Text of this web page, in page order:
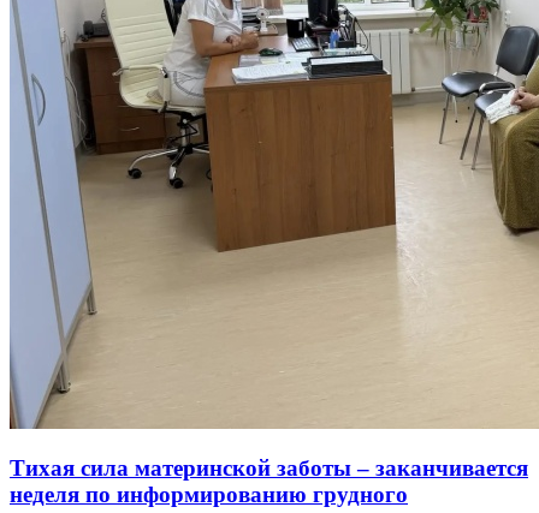
Тихая сила материнской заботы – заканчивается
неделя по информированию грудного